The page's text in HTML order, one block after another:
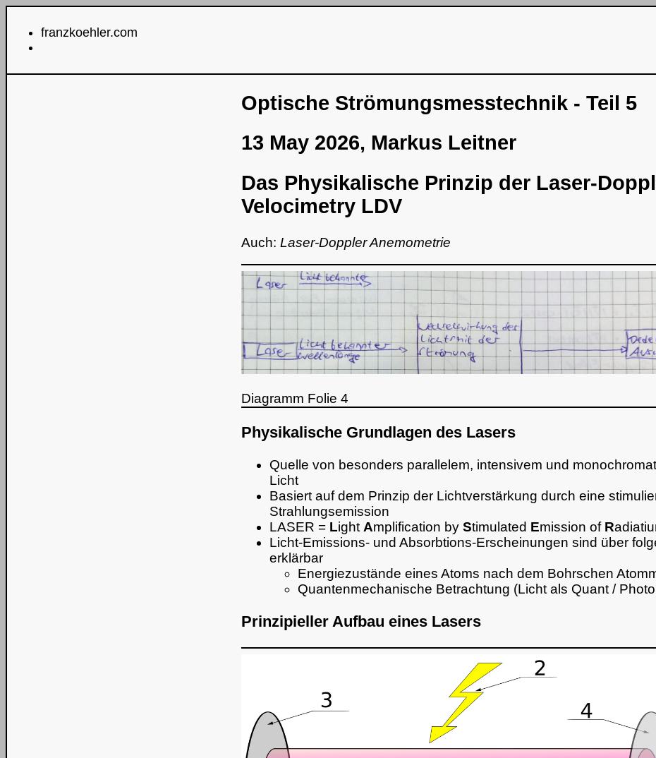
franzkoehler.com
Optische Strömungsmesstechnik - Teil 5
13 May 2026, Markus Leitner
Das Physikalische Prinzip der Laser-
Velocimetry LDV
Auch: Laser-Doppler Anemometrie
Diagramm Folie 4
Physikalische Grundlagen des Lasers
Quelle von besonders parallelem, intensivem und
Licht
Basiert auf dem Prinzip der Lichtverstärkung durch eine
Strahlungsemission
LASER = LightAmplification by Stimulated Emission of R
Licht-Emissions- und Absorbtions-Erscheinungen sind über
erklärbar
Energiezustände eines Atoms nach dem Bohrschen
Quantenmechanische Betrachtung (Licht als Quant /
Prinzipieller Aufbau eines Lasers